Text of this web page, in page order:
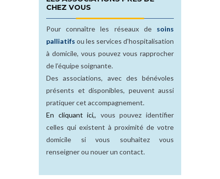
CHEZ VOUS
Pour connaître les réseaux de soins
palliatifs ou les services d’hospitalisation
à domicile, vous pouvez vous rapprocher
de l’équipe soignante.
Des associations, avec des bénévoles
présents et disponibles, peuvent aussi
pratiquer cet accompagnement.
En cliquant ici,, vous pouvez identifier
celles qui existent à proximité de votre
domicile si vous souhaitez vous
renseigner ou nouer un contact.